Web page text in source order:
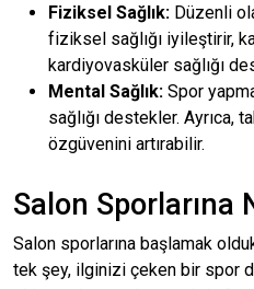
Fiziksel Sağlık: Düzenli
fiziksel sağlığı iyileştirir,
kardiyovasküler sağlığı
Mental Sağlık: Spor
sağlığı destekler. Ayrıca,
özgüvenini artırabilir.
Salon Sporlarına
Salon sporlarına başlamak
tek şey, ilginizi çeken bir spor